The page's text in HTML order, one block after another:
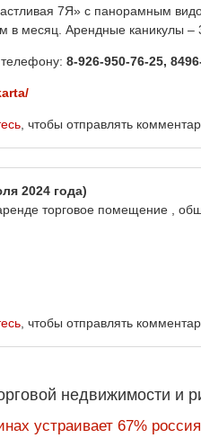
7Я» с панорамным
в месяц. Арендные каникулы
8-926-950-76-25,
, чтобы отправлять
2024 года)
торговое помещение ,
, чтобы отправлять
недвижимости и
устраивает 67%